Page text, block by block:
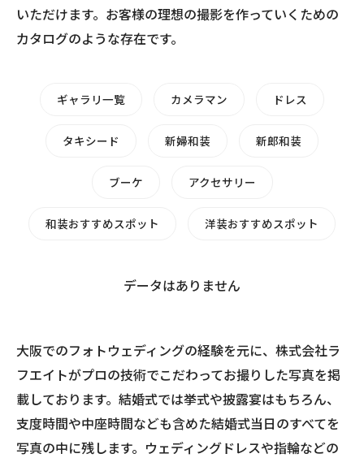
いただけます。お客様の理想の撮影を作っていくための
カタログのような存在です。
ギャラリ一覧 カメラマン ドレス
タキシード 新婦和装 新郎和装
ブーケ アクセサリー
和装おすすめスポット 洋装おすすめスポット
データはありません
大阪でのフォトウェディングの経験を元に、株式会社ラ
フエイトがプロの技術でこだわってお撮りした写真を掲
載しております。結婚式では挙式や披露宴はもちろん、
支度時間や中座時間なども含めた結婚式当日のすべてを
写真の中に残します。ウェディングドレスや指輪などの